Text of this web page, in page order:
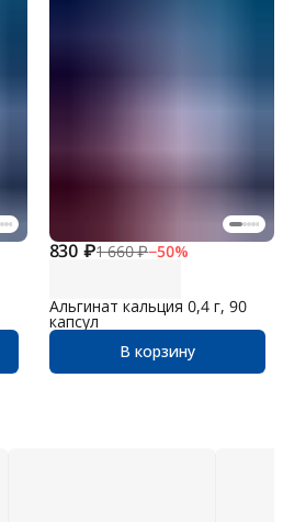
830 ₽1 660 ₽−50%
Альгинат кальция 0,4 г, 90
капсул
В корзину